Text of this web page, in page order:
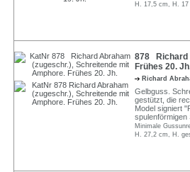
H. 17,5 cm, H.
878 Richard
Frühes 20.
Richard
Gelbguss.
gestützt, die
Model signiert
spulenförmigen
Minimale
H. 27,2 cm, H.